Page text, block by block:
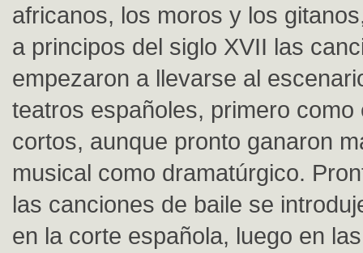
africanos, los moros y los
a principos del siglo XVII las
empezaron a llevarse al
teatros españoles, primero como
cortos, aunque pronto ganaron
musical como dramatúrgico.
las canciones de baile se
en la corte española, luego en